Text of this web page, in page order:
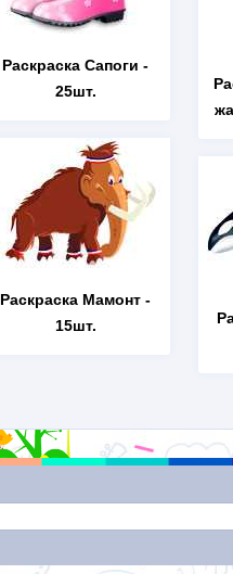
Раскраска Сапоги -
25шт.
Раскраска Мамонт -
15шт.